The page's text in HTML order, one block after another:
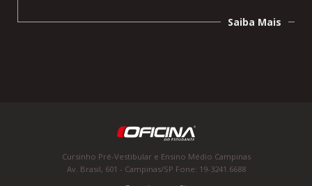
Saiba Mais
Cursinho Pré-Vestibular e Ensino Médio Campinas
Av. Brasil, 601 - Campinas/SP Fone: 19-3241.6688